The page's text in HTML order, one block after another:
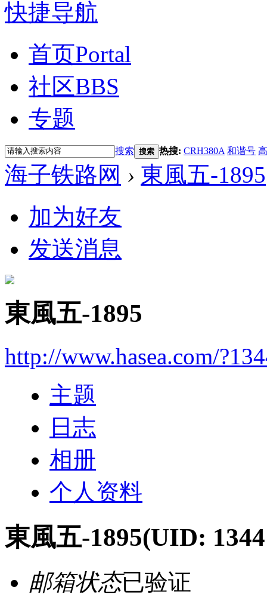
快捷导航
首页Portal
社区BBS
专题
搜索 搜索 热搜: CRH380A 和谐号
海子铁路网 › 東風五-1895
加为好友
发送消息
東風五-1895
http://www.hasea.com/
主题
日志
相册
个人资料
東風五-1895(UID:
邮箱状态已验证